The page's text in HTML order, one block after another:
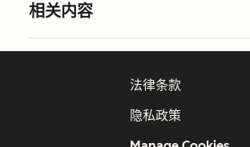
相关内容
法律条款
隐私政策